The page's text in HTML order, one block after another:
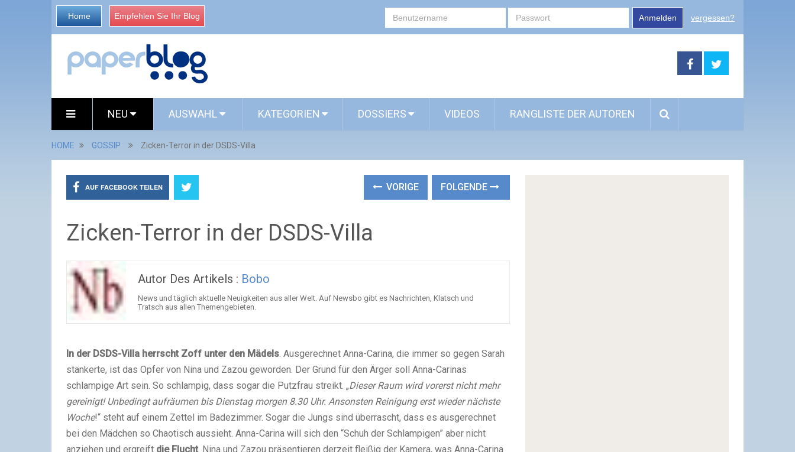
Home Empfehlen Sie Ihr Blog Anmelden vergessen?
NEU AUSWAHL KATEGORIEN DOSSIERS VIDEOS RANGLISTE DER AUTOREN
HOME GOSSIP Zicken-Terror in der DSDS-Villa
AUF FACEBOOK TEILEN VORIGE FOLGENDE
Zicken-Terror in der DSDS-Villa
Autor Des Artikels : Bobo
News und täglich aktuelle Neuigkeiten aus aller Welt. Auf Newsbo gibt es Nachrichten, Klatsch und
Tratsch aus allen Themengebieten.
In der DSDS-Villa herrscht Zoff unter den Mädels. Ausgerechnet Anna-Carina, die immer so gegen Sarah
stänkerte, ist das Opfer von Nina und Zazou geworden. Der Grund für den Ärger soll Anna-Carinas
schlampige Art sein. So schlampig, dass sogar die Putzfrau streikt. „Dieser Raum wird vorerst nicht mehr
gereinigt! Unbedingt aufräumen bis Dienstag morgen 8.30 Uhr. Ansonsten Reinigung erst wieder nächste
Woche!“ steht auf einem Zettel im Badezimmer. Sogar die Jungs sind überrascht, dass es ausgerechnet
bei den Mädchen so Chaotisch aussieht. Anna-Carina will sich den “Schuh der Schlampigen” aber nicht
anziehen und ergreift die Flucht. Nina und Zazou präsentieren derzeit fleißig der Kamera, was Anna-Carina